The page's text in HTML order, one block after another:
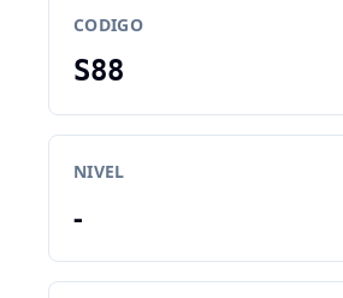
CODIGO
S88
NIVEL
-